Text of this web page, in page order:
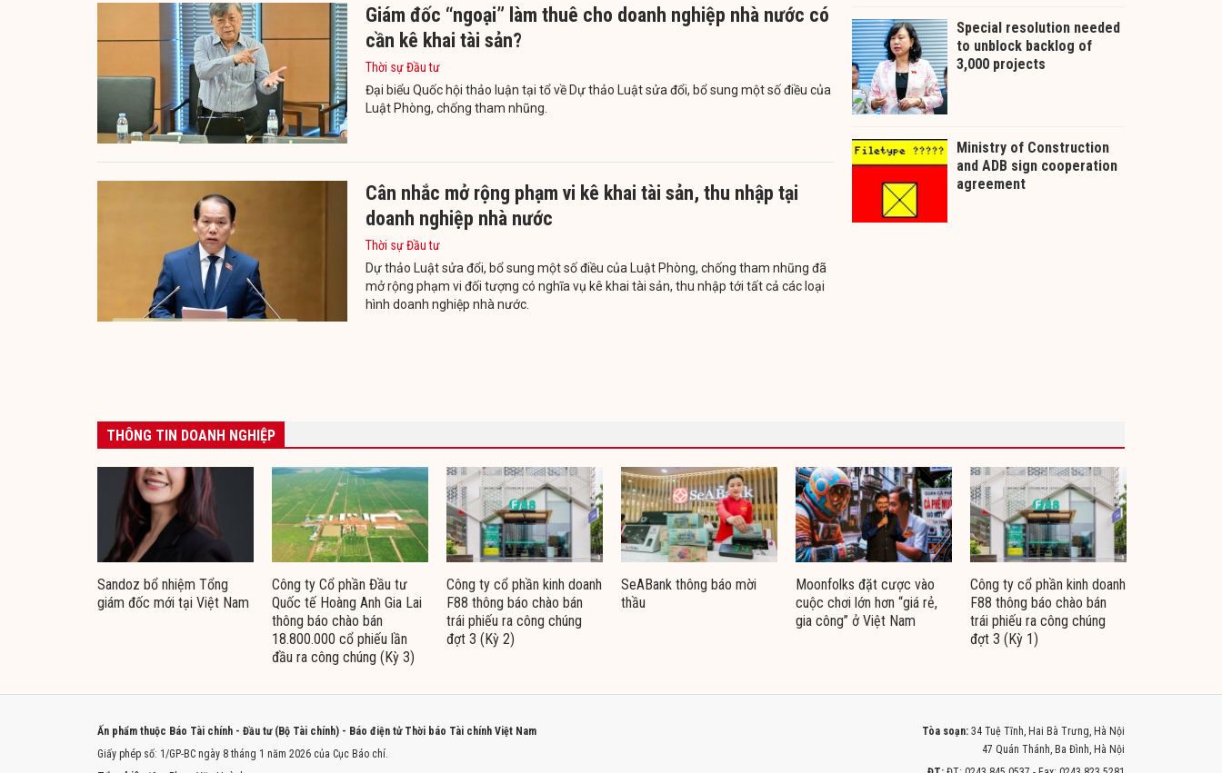
Giám đốc “ngoại” làm thuê cho doanh nghiệp nhà nước có
cần kê khai tài sản?
Thời sự Đầu tư
Đại biểu Quốc hội thảo luận tại tổ về Dự thảo Luật sửa đổi, bổ sung một số điều của
Luật Phòng, chống tham nhũng.
Cân nhắc mở rộng phạm vi kê khai tài sản, thu nhập tại
doanh nghiệp nhà nước
Thời sự Đầu tư
Dự thảo Luật sửa đổi, bổ sung một số điều của Luật Phòng, chống tham nhũng đã
mở rộng phạm vi đối tượng có nghĩa vụ kê khai tài sản, thu nhập tới tất cả các loại
hình doanh nghiệp nhà nước.
THÔNG TIN DOANH NGHIỆP
Sandoz bổ nhiệm Tổng
giám đốc mới tại Việt Nam
Công ty Cổ phần Đầu tư
Quốc tế Hoàng Anh Gia Lai
thông báo chào bán
18.800.000 cổ phiếu lần
đầu ra công chúng (Kỳ 3)
Công ty cổ phần kinh doanh
F88 thông báo chào bán
trái phiếu ra công chúng
đợt 3 (Kỳ 2)
SeABank thông báo mời
thầu
Moonfolks đặt cược vào
cuộc chơi lớn hơn “giá rẻ,
gia công” ở Việt Nam
Công ty cổ phần kinh doanh
F88 thông báo chào bán
trái phiếu ra công chúng
đợt 3 (Kỳ 1)
Ấn phẩm thuộc Báo Tài chính - Đầu tư (Bộ Tài chính) - Báo điện tử Thời báo Tài chính Việt Nam
Giấy phép số: 1/GP-BC ngày 8 tháng 1 năm 2026 của Cục Báo chí.
Tòa soạn: 34 Tuệ Tĩnh, Hai Bà Trưng, Hà Nội
47 Quán Thánh, Ba Đình, Hà Nội